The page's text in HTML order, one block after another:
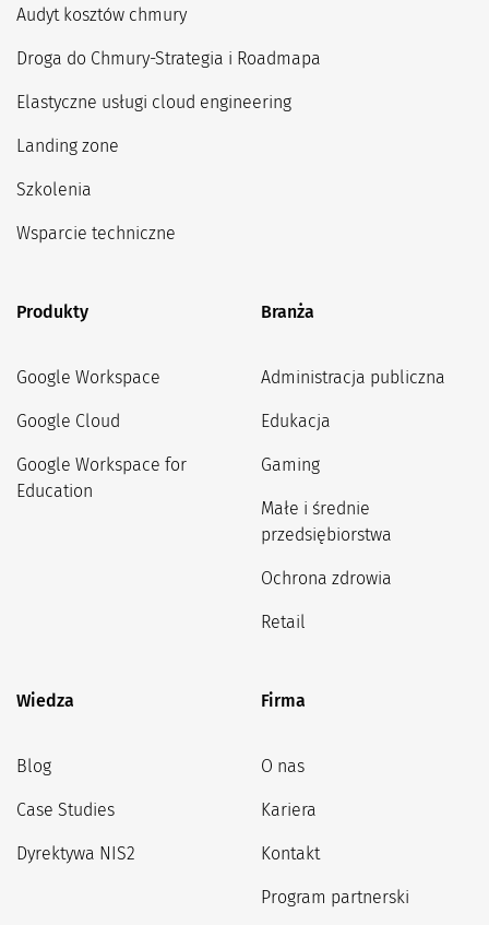
Audyt kosztów chmury
Droga do Chmury-Strategia i Roadmapa
Elastyczne usługi cloud engineering
Landing zone
Szkolenia
Wsparcie techniczne
Produkty
Google Workspace
Google Cloud
Google Workspace for
Education
Branża
Administracja publiczna
Edukacja
Gaming
Małe i średnie
przedsiębiorstwa
Ochrona zdrowia
Retail
Wiedza
Blog
Case Studies
Dyrektywa NIS2
Firma
O nas
Kariera
Kontakt
Program partnerski